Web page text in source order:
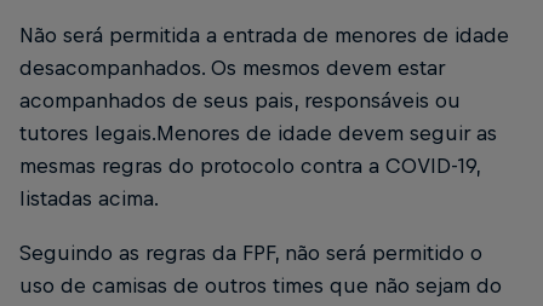
Não será permitida a entrada de menores de idade
desacompanhados. Os mesmos devem estar
acompanhados de seus pais, responsáveis ou
tutores legais.Menores de idade devem seguir as
mesmas regras do protocolo contra a COVID-19,
listadas acima.
Seguindo as regras da FPF, não será permitido o
uso de camisas de outros times que não sejam do